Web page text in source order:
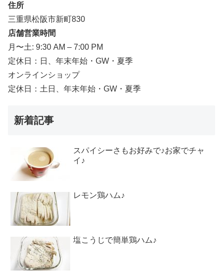
住所
三重県松阪市新町830
店舗営業時間
月〜土: 9:30 AM – 7:00 PM
定休日：日、年末年始・GW・夏季
オンラインショップ
定休日：土日、年末年始・GW・夏季
新着記事
スパイシーさもお好みで♪お家でチャ
イ♪
レモン鶏ハム♪
塩こうじで簡単鶏ハム♪